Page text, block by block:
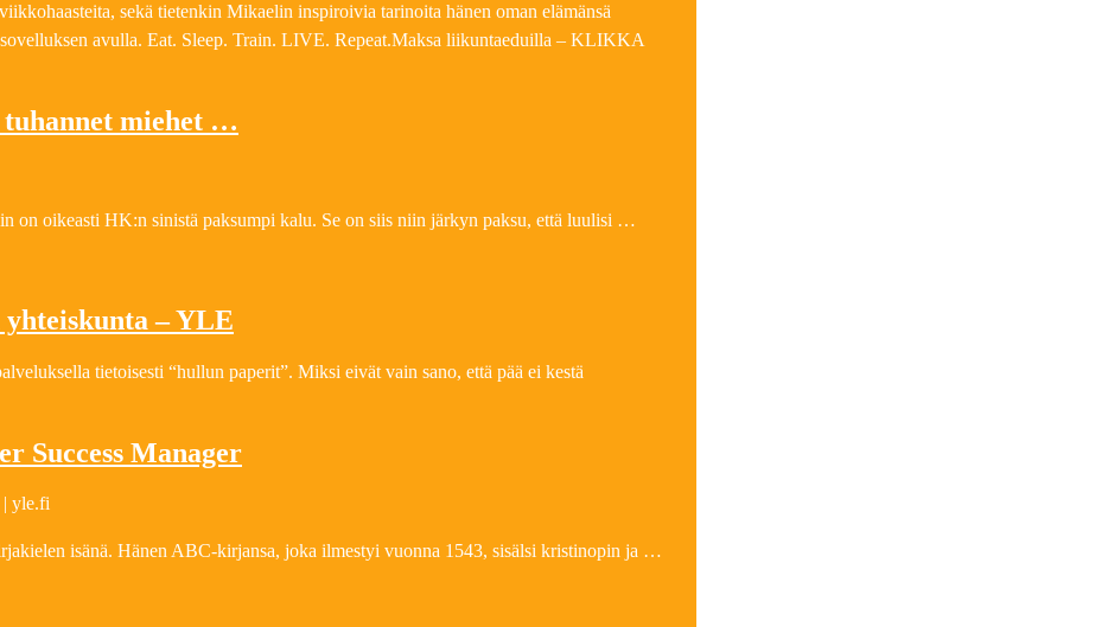
sekä tietenkin Mikaelin inspiroivia tarinoita hänen oman elämänsä
avulla. Eat. Sleep. Train. LIVE. Repeat.Maksa liikuntaeduilla – KLIKKA
miehet …
on oikeasti HK:n sinistä paksumpi kalu. Se on siis niin järkyn paksu, että luulisi …
– YLE
tietoisesti “hullun paperit”. Miksi eivät vain sano, että pää ei kestä
Success Manager
| yle.fi
isänä. Hänen ABC-kirjansa, joka ilmestyi vuonna 1543, sisälsi kristinopin ja …